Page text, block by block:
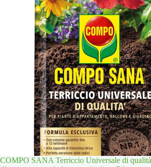
COMPO SANA Terriccio Universale di